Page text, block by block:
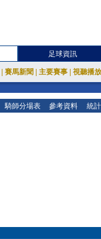
足球資訊
賽馬新聞 主要賽事 視聽播
騎師分場表 參考資料 統